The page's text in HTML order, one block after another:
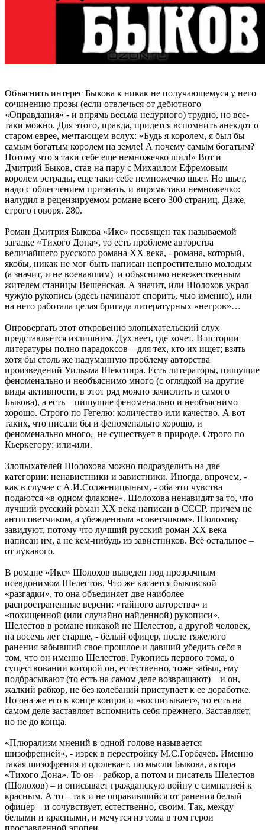
Объяснить интерес Быкова к никак не получающемуся у него
сочинению прозы (если отвлечься от дебютного
«Оправдания» - и впрямь весьма недурного) трудно, но все-
таки можно. Для этого, правда, придется вспомнить анекдот о
старом еврее, мечтающем вслух: «Будь я королем, я был бы
самым богатым королем на земле! А почему самым богатым?
Потому что я таки себе еще немножечко шил!» Вот и
Дмитрий Быков, став на пару с Михаилом Ефремовым
королем эстрады, еще таки себе немножечко шьет. Но шьет,
надо с облегчением признать, и впрямь таки немножечко:
налудил в рецензируемом романе всего 300 страниц. Даже,
строго говоря. 280.
Роман Дмитрия Быкова «Икс» посвящен так называемой
загадке «Тихого Дона», то есть проблеме авторства
величайшего русского романа ХХ века, - романа, который,
якобы, никак не мог быть написан непростительно молодым
(а значит, и не воевавшим) и объяснимо невежественным
жителем станицы Вешенская. А значит, или Шолохов украл
чужую рукопись (здесь начинают спорить, чью именно), или
на него работала целая бригада литературных «негров»…
Опровергать этот откровенно злопыхательский слух
представляется излишним. Дух веет, где хочет. В истории
литературы полно парадоксов – для тех, кто их ищет; взять
хотя бы столь же надуманную проблему авторства
произведений Уильяма Шекспира. Есть литераторы, пишущие
феноменально и необъяснимо много (с оглядкой на другие
виды активности, в этот ряд можно зачислить и самого
Быкова), а есть – пишущие феноменально и необъяснимо
хорошо. Строго по Гегелю: количество или качество. А вот
таких, что писали бы и феноменально хорошо, и
феноменально много, не существует в природе. Строго по
Кьеркегору: или-или.
Злопыхателей Шолохова можно подразделить на две
категории: ненавистники и завистники. Иногда, впрочем, -
как в случае с А.И.Солженицыным, - оба эти чувства
подаются «в одном флаконе». Шолохова ненавидят за то, что
лучший русский роман ХХ века написан в СССР, причем не
антисоветчиком, а убежденным «советчиком». Шолохову
завидуют, потому что лучший русский роман ХХ века
написан им, а не кем-нибудь из завистников. Всё остальное –
от лукавого.
В романе «Икс» Шолохов выведен под прозрачным
псевдонимом Шелестов. Что же касается быковской
«разгадки», то она объединяет две наиболее
распространенные версии: «тайного авторства» и
«похищенной (или случайно найденной) рукописи».
Шелестов в романе никакой не Шелестов, а другой человек,
на восемь лет старше, - белый офицер, после тяжелого
ранения забывший свое прошлое и давший убедить себя в
том, что он именно Шелестов. Рукопись первого тома, о
существовании которой он, естественно, тоже забыл, ему
подбрасывают (то есть на самом деле возвращают) – и он,
жалкий рабкор, не без колебаний приступает к ее доработке.
Но она же его в конце концов и «воспитывает», то есть на
самом деле заставляет вспомнить себя прежнего. Заставляет,
но не до конца.
«Плюрализм мнений в одной голове называется
шизофренией», - изрек в перестройку М.С.Горбачев. Именно
такая шизофрения и одолевает, по мысли Быкова, автора
«Тихого Дона». То он – рабкор, а потом и писатель Шелестов
(Шолохов) – и описывает гражданскую войну с симпатией к
красным. А то – так и не оправившийся от ранения белый
офицер – и сочувствует, естественно, своим. Так, между
белыми и красными, и мечутся из тома в том герои
прославленной эпопеи.